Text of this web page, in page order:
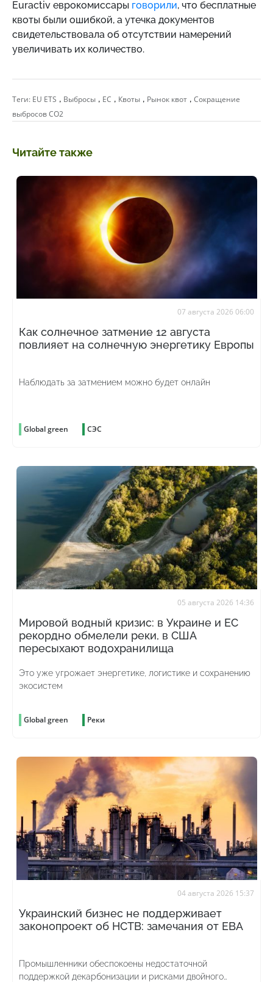
Euractiv еврокомиссары говорили, что бесплатные
квоты были ошибкой, а утечка документов
свидетельствовала об отсутствии намерений
увеличивать их количество.
Теги: EU ETS , Выбросы , ЕС , Квоты , Рынок квот , Сокращение
выбросов CO2
Читайте также
07 августа 2026 06:00
Как солнечное затмение 12 августа
повлияет на солнечную энергетику Европы
Наблюдать за затмением можно будет онлайн
Global green СЭС
05 августа 2026 14:36
Мировой водный кризис: в Украине и ЕС
рекордно обмелели реки, в США
пересыхают водохранилища
Это уже угрожает энергетике, логистике и сохранению
экосистем
Global green Реки
04 августа 2026 15:37
Украинский бизнес не поддерживает
законопроект об НСТВ: замечания от ЕВА
Промышленники обеспокоены недостаточной
поддержкой декарбонизации и рисками двойного